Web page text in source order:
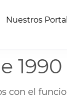
Nuestros
1990
con el